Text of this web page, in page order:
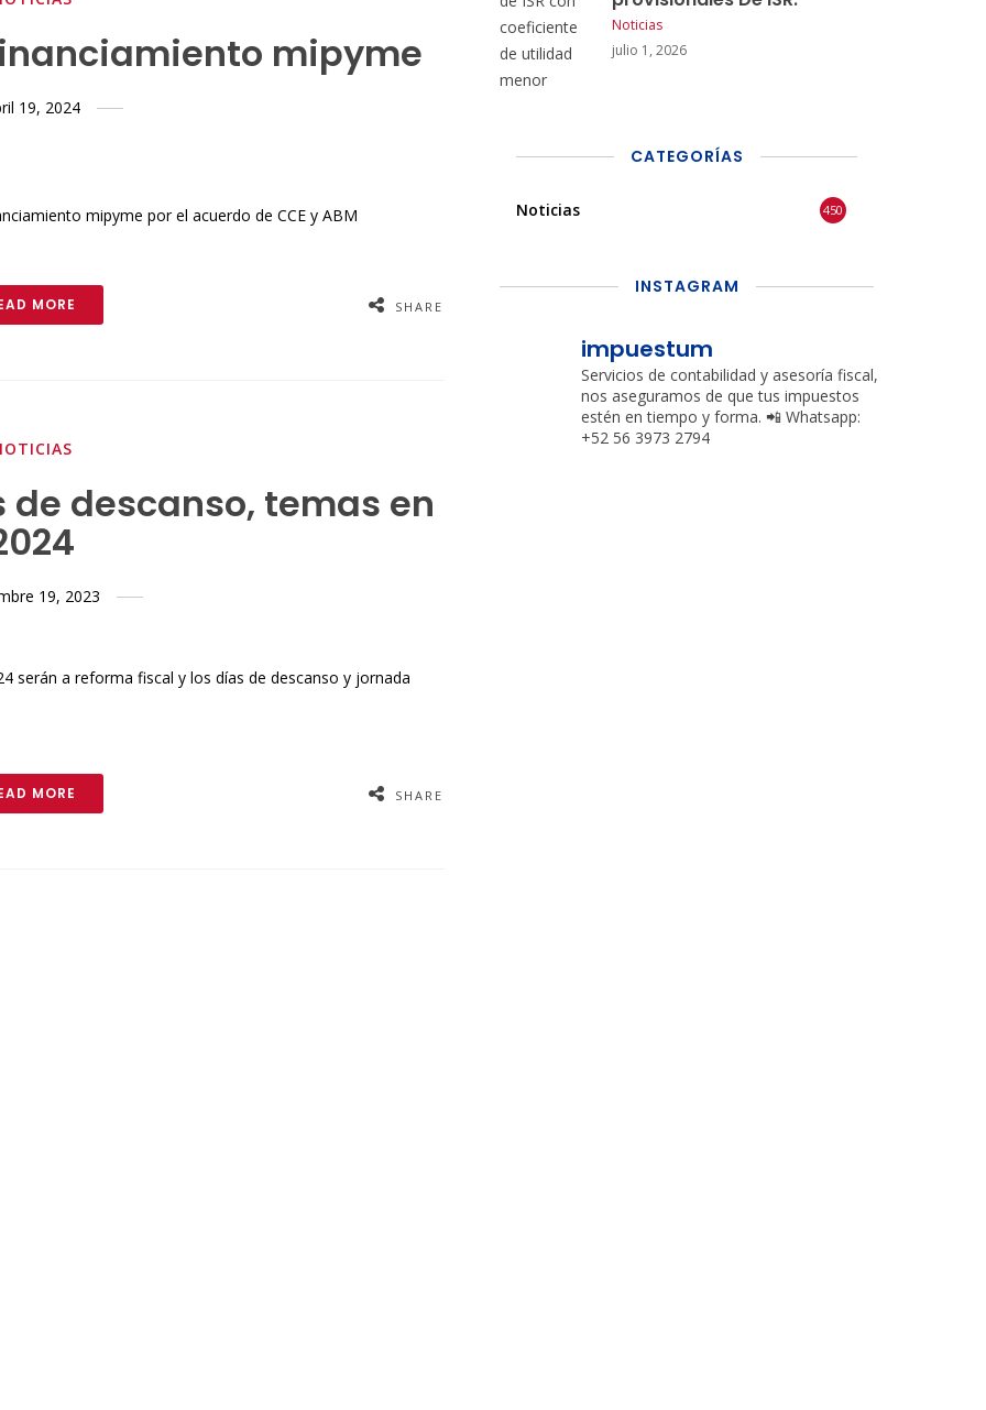
mipyme
19, 2024
mipyme por el acuerdo de CCE y ABM
MORE SHARE
descanso, temas en
19, 2023
serán a reforma fiscal y los días de descanso y jornada
MORE SHARE
Noticias
julio 1, 2026
CATEGORÍAS
Noticias 450
INSTAGRAM
impuestum
Servicios de contabilidad y asesoría fiscal,
nos aseguramos de que tus impuestos
estén en tiempo y forma. 📲 Whatsapp:
+52 56 3973 2794